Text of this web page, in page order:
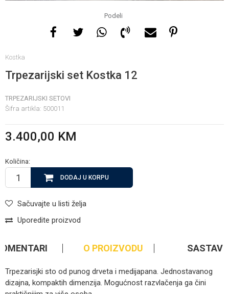
Podeli
Kostka
Trpezarijski set Kostka 12
TRPEZARIJSKI SETOVI
Šifra artikla: 500011
3.400,00 KM
Količina:
DODAJ U KORPU
Sačuvajte u listi želja
Uporedite proizvod
nedelje
O PROIZVODU SASTAV
Trpezarisjki sto od punog drveta i medijapana. Jednostavanog
dizajna, kompaktih dimenzija. Mogućnost razvlačenja ga čini